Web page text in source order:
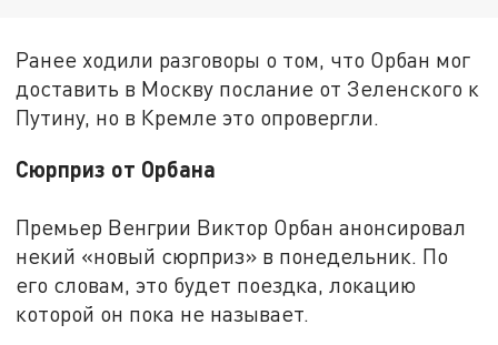
Ранее ходили разговоры о том, что Орбан мог
доставить в Москву послание от Зеленского к
Путину, но в Кремле это опровергли.
Сюрприз от Орбана
Премьер Венгрии Виктор Орбан анонсировал
некий «новый сюрприз» в понедельник. По
его словам, это будет поездка, локацию
которой он пока не называет.